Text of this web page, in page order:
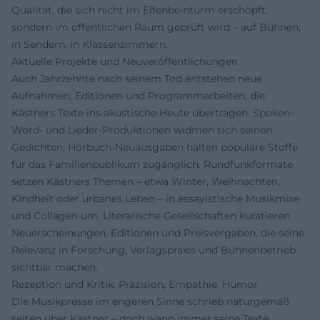
Qualität, die sich nicht im Elfenbeinturm erschöpft,
sondern im öffentlichen Raum geprüft wird – auf Bühnen,
in Sendern, in Klassenzimmern.
Aktuelle Projekte und Neuveröffentlichungen
Auch Jahrzehnte nach seinem Tod entstehen neue
Aufnahmen, Editionen und Programmarbeiten, die
Kästners Texte ins akustische Heute übertragen. Spoken-
Word- und Lieder-Produktionen widmen sich seinen
Gedichten; Hörbuch-Neuausgaben halten populäre Stoffe
für das Familienpublikum zugänglich. Rundfunkformate
setzen Kästners Themen – etwa Winter, Weihnachten,
Kindheit oder urbanes Leben – in essayistische Musikmixe
und Collagen um. Literarische Gesellschaften kuratieren
Neuerscheinungen, Editionen und Preisvergaben, die seine
Relevanz in Forschung, Verlagspraxis und Bühnenbetrieb
sichtbar machen.
Rezeption und Kritik: Präzision, Empathie, Humor
Die Musikpresse im engeren Sinne schrieb naturgemäß